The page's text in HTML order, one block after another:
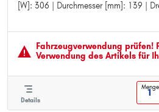
[W]: 306 | Durchmesser [mm]: 139 |
Spannung [V]: 12
Durchmesser [mm]: 139
Drehzahl ab [1/min]: 2.700
Fahrzeugver­wendung prüfen!
Verwendung des Artikels für
Details
Menge